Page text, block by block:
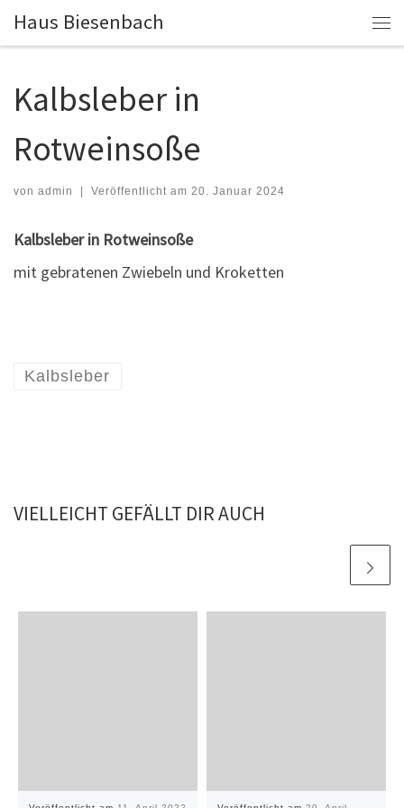
Zum Inhalt springen
Haus Biesenbach
Kalbsleber in
Rotweinsoße
von admin Veröffentlicht am 20. Januar 2024
Kalbsleber in Rotweinsoße
mit gebratenen Zwiebeln und Kroketten
Kalbsleber
VIELLEICHT GEFÄLLT DIR AUCH